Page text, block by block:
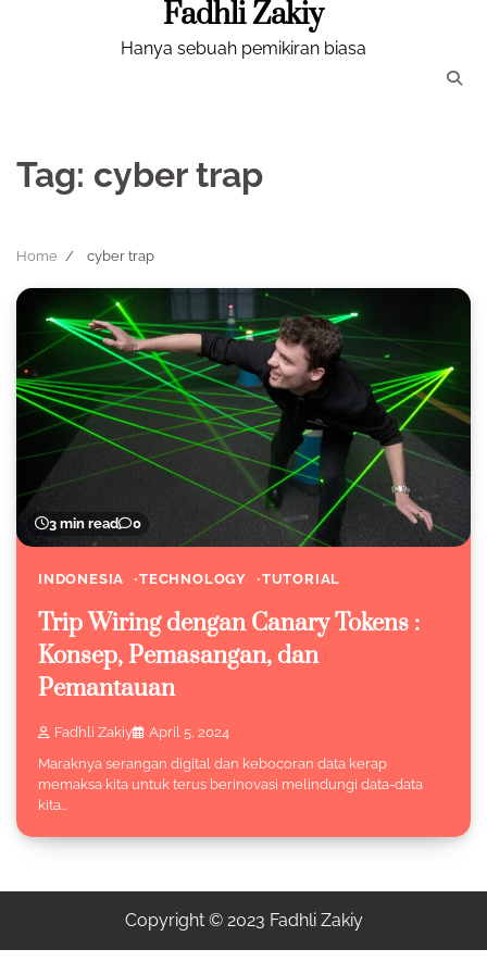
Fadhli Zakiy
Hanya sebuah pemikiran biasa
Tag: cyber trap
Home cyber trap
3 min read 0
INDONESIA TECHNOLOGY TUTORIAL
Trip Wiring dengan Canary Tokens :
Konsep, Pemasangan, dan
Pemantauan
Fadhli Zakiy
April 5, 2024
Maraknya serangan digital dan kebocoran data kerap
memaksa kita untuk terus berinovasi melindungi data-data
kita…